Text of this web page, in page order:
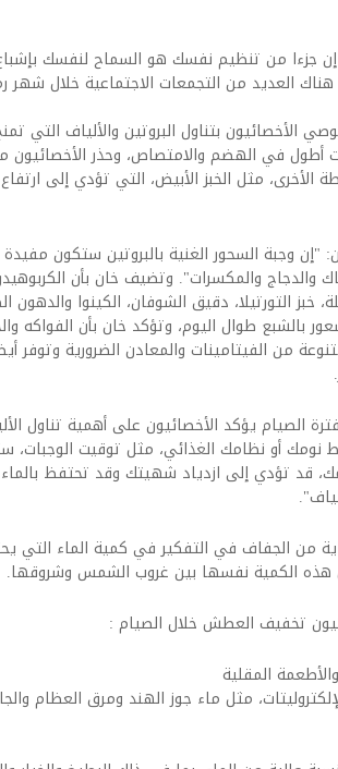
إن جزءا من تنظيم نفسك هو السماح لنفسك
هناك العديد من التجمعات الاجتماعية خلال
الأخصائيون بتناول البروتين والألياف التي
أطول في الهضم والامتصاص، وحذر الأخصائيون
الأخرى، مثل الخبز الأبيض، التي تؤدي إلى
"إن وجبة السحور الغنية بالبروتين ستكون
والدجاج والمكسرات". وتضيف خان بأن
خبز التورتيلا، دقيق الشوفان، الكينوا والدهون
بالشبع طوال اليوم، وتؤكد خان بأن الفواكه
من الفيتامينات والمعادن الضرورية وتوفر
الصيام يؤكد الأخصائيون على أهمية تناول
أو نظامك الغذائي، مثل توقيت الوجبات،
تؤدي إلى ازدياد شهيتك وقد تحتفظ بالماء
من الجفاف في التفكير في كمية الماء التي
هذه الكمية نفسها بين غروب الشمس وشروقها.
تخفيف العطش خلال الصيام :
المقلية
مثل ماء جوز الهند ومرق العظام